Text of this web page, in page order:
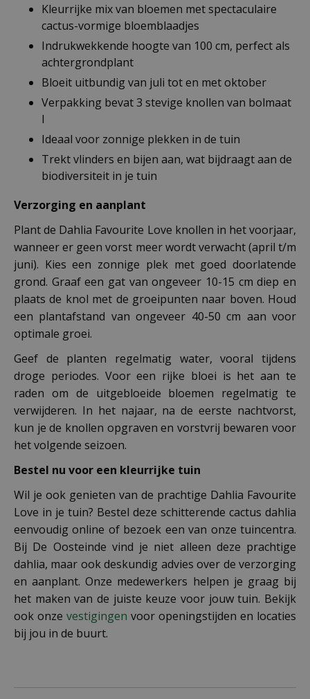
Kleurrijke mix van bloemen met spectaculaire
cactus-vormige bloemblaadjes
Indrukwekkende hoogte van 100 cm, perfect als
achtergrondplant
Bloeit uitbundig van juli tot en met oktober
Verpakking bevat 3 stevige knollen van bolmaat
I
Ideaal voor zonnige plekken in de tuin
Trekt vlinders en bijen aan, wat bijdraagt aan de
biodiversiteit in je tuin
Verzorging en aanplant
Plant de Dahlia Favourite Love knollen in het voorjaar,
wanneer er geen vorst meer wordt verwacht (april t/m
juni). Kies een zonnige plek met goed doorlatende
grond. Graaf een gat van ongeveer 10-15 cm diep en
plaats de knol met de groeipunten naar boven. Houd
een plantafstand van ongeveer 40-50 cm aan voor
optimale groei.
Geef de planten regelmatig water, vooral tijdens
droge periodes. Voor een rijke bloei is het aan te
raden om de uitgebloeide bloemen regelmatig te
verwijderen. In het najaar, na de eerste nachtvorst,
kun je de knollen opgraven en vorstvrij bewaren voor
het volgende seizoen.
Bestel nu voor een kleurrijke tuin
Wil je ook genieten van de prachtige Dahlia Favourite
Love in je tuin? Bestel deze schitterende cactus dahlia
eenvoudig online of bezoek een van onze tuincentra.
Bij De Oosteinde vind je niet alleen deze prachtige
dahlia, maar ook deskundig advies over de verzorging
en aanplant. Onze medewerkers helpen je graag bij
het maken van de juiste keuze voor jouw tuin. Bekijk
ook onze vestigingen voor openingstijden en locaties
bij jou in de buurt.